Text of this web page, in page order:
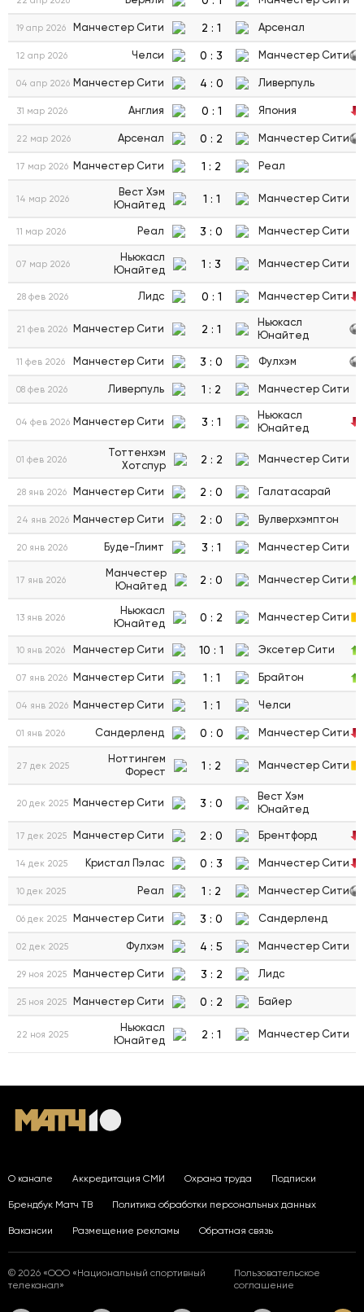
19 апр 2026 Манчестер Сити 2 : 1 Арсенал
12 апр 2026 Челси 0 : 3 Манчестер Сити
04 апр 2026 Манчестер Сити 4 : 0 Ливерпуль
31 мар 2026 Англия 0 : 1 Япония
22 мар 2026 Арсенал 0 : 2 Манчестер Сити
17 мар 2026 Манчестер Сити 1 : 2 Реал
14 мар 2026
Вест Хэм
Юнайтед
1 : 1 Манчестер Сити
11 мар 2026 Реал 3 : 0 Манчестер Сити
07 мар 2026
Ньюкасл
Юнайтед
1 : 3 Манчестер Сити
28 фев 2026 Лидс 0 : 1 Манчестер Сити
21 фев 2026 Манчестер Сити 2 : 1
Ньюкасл
Юнайтед
11 фев 2026 Манчестер Сити 3 : 0 Фулхэм
08 фев 2026 Ливерпуль 1 : 2 Манчестер Сити
04 фев 2026 Манчестер Сити 3 : 1
Ньюкасл
Юнайтед
01 фев 2026
Тоттенхэм
Хотспур
2 : 2 Манчестер Сити
28 янв 2026 Манчестер Сити 2 : 0 Галатасарай
24 янв 2026 Манчестер Сити 2 : 0 Вулверхэмптон
20 янв 2026 Буде-Глимт 3 : 1 Манчестер Сити
17 янв 2026
Манчестер
Юнайтед
2 : 0 Манчестер Сити
13 янв 2026
Ньюкасл
Юнайтед
0 : 2 Манчестер Сити
10 янв 2026 Манчестер Сити 10 : 1 Эксетер Сити
07 янв 2026 Манчестер Сити 1 : 1 Брайтон
04 янв 2026 Манчестер Сити 1 : 1 Челси
01 янв 2026 Сандерленд 0 : 0 Манчестер Сити
27 дек 2025
Ноттингем
Форест
1 : 2 Манчестер Сити
20 дек 2025 Манчестер Сити 3 : 0
Вест Хэм
Юнайтед
17 дек 2025 Манчестер Сити 2 : 0 Брентфорд
14 дек 2025 Кристал Пэлас 0 : 3 Манчестер Сити
10 дек 2025 Реал 1 : 2 Манчестер Сити
06 дек 2025 Манчестер Сити 3 : 0 Сандерленд
02 дек 2025 Фулхэм 4 : 5 Манчестер Сити
29 ноя 2025 Манчестер Сити 3 : 2 Лидс
25 ноя 2025 Манчестер Сити 0 : 2 Байер
22 ноя 2025
Ньюкасл
Юнайтед
2 : 1 Манчестер Сити
О канале Аккредитация СМИ Охрана труда Подписки
Брендбук Матч ТВ Политика обработки персональных данных
Вакансии Размещение рекламы Обратная связь
© 2026 «ООО «Национальный спортивный
телеканал»
Пользовательское
соглашение